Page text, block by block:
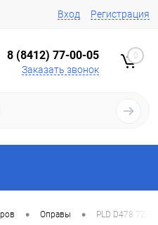
Вход Регистрация
8 (8412) 77-00-05
Заказать звонок
0
• Оправы • PLD D478 7ZJ